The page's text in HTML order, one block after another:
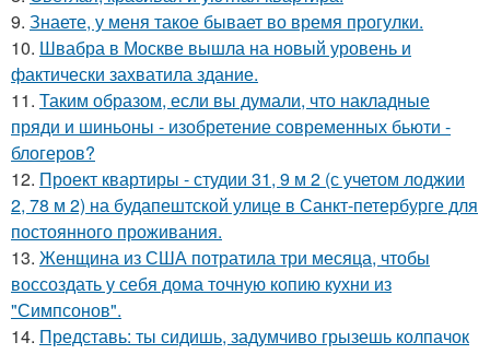
9. Знаете, у меня такое бывает во время прогулки.
10. Швабра в Москве вышла на новый уровень и
фактически захватила здание.
11. Таким образом, если вы думали, что накладные
пряди и шиньоны - изобретение современных бьюти -
блогеров?
12. Проект квартиры - студии 31, 9 м 2 (с учетом лоджии
2, 78 м 2) на будапештской улице в Санкт-петербурге для
постоянного проживания.
13. Женщина из США потратила три месяца, чтобы
воссоздать у себя дома точную копию кухни из
"Симпсонов".
14. Представь: ты сидишь, задумчиво грызешь колпачок